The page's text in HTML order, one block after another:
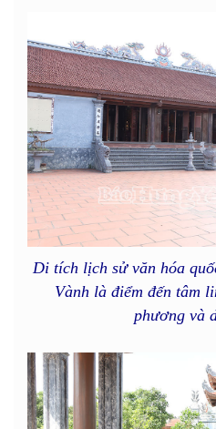
Di tích lịch sử văn hóa
Vành là điểm đến tâm
phương và